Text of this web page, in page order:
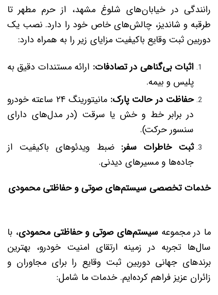
رانندگی در خیابان‌های شلوغ مشهد، از حرم مطهر تا
طرقبه و شاندیز، چالش‌های خاص خود را دارد. نصب یک
دوربین ثبت وقایع باکیفیت مزایای زیر را به همراه دارد:
اثبات بی‌گناهی در تصادفات: ارائه مستندات دقیق به
پلیس و بیمه.
حفاظت در حالت پارک:
مانیتورینگ ۲۴ ساعته خودرو
در برابر خط و خش یا سرقت (در مدل‌های دارای
سنسور حرکت).
ثبت خاطرات سفر: ضبط ویدئوهای باکیفیت از
جاده‌ها و مسیرهای دیدنی.
خدمات تخصصی سیستم‌های صوتی و حفاظتی محمودی
ما در مجموعهسیستم‌های صوتی و حفاظتی محمودی، با
سال‌ها تجربه در زمینه ارتقای امنیت خودرو، بهترین
برندهای جهانی دوربین ثبت وقایع را برای مجاوران و
زائران عزیز فراهم کرده‌ایم. خدمات ما شامل: